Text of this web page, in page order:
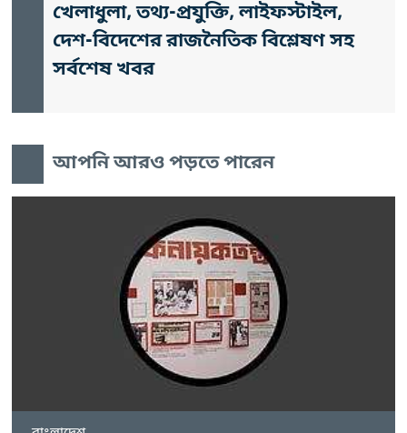
খেলাধুলা, তথ্য-প্রযুক্তি, লাইফস্টাইল,
দেশ-বিদেশের রাজনৈতিক বিশ্লেষণ সহ
সর্বশেষ খবর
আপনি আরও পড়তে পারেন